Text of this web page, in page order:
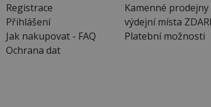
Registrace
Přihlášení
Jak nakupovat - FAQ
Ochrana dat
Kamenné prodejny
výdejní místa
Platební možnosti